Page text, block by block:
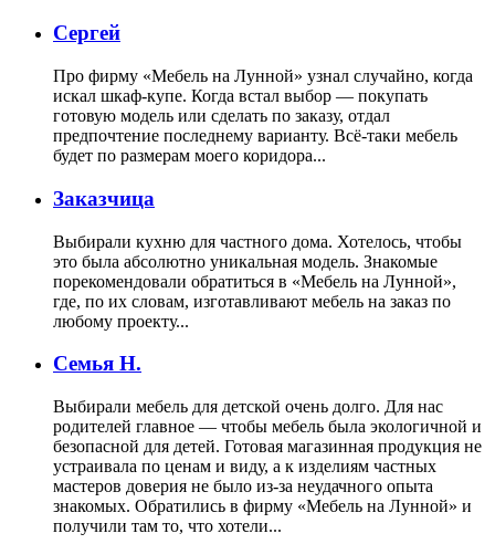
Сергей
Про фирму «Мебель на Лунной» узнал случайно, когда
искал шкаф-купе. Когда встал выбор — покупать
готовую модель или сделать по заказу, отдал
предпочтение последнему варианту. Всё-таки мебель
будет по размерам моего коридора...
Заказчица
Выбирали кухню для частного дома. Хотелось, чтобы
это была абсолютно уникальная модель. Знакомые
порекомендовали обратиться в «Мебель на Лунной»,
где, по их словам, изготавливают мебель на заказ по
любому проекту...
Семья Н.
Выбирали мебель для детской очень долго. Для нас
родителей главное — чтобы мебель была экологичной и
безопасной для детей. Готовая магазинная продукция не
устраивала по ценам и виду, а к изделиям частных
мастеров доверия не было из-за неудачного опыта
знакомых. Обратились в фирму «Мебель на Лунной» и
получили там то, что хотели...